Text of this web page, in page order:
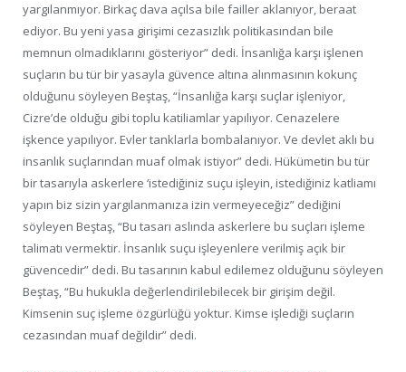
yargılanmıyor. Birkaç dava açılsa bile failler aklanıyor, beraat
ediyor. Bu yeni yasa girişimi cezasızlık politikasından bile
memnun olmadıklarını gösteriyor” dedi. İnsanlığa karşı işlenen
suçların bu tür bir yasayla güvence altına alınmasının kokunç
olduğunu söyleyen Beştaş, “İnsanlığa karşı suçlar işleniyor,
Cizre’de olduğu gibi toplu katiliamlar yapılıyor. Cenazelere
işkence yapılıyor. Evler tanklarla bombalanıyor. Ve devlet aklı bu
insanlık suçlarından muaf olmak istiyor” dedi. Hükümetin bu tür
bir tasarıyla askerlere ‘istediğiniz suçu işleyin, istediğiniz katliamı
yapın biz sizin yargılanmanıza izin vermeyeceğiz” dediğini
söyleyen Beştaş, “Bu tasarı aslında askerlere bu suçları işleme
talimatı vermektir. İnsanlık suçu işleyenlere verilmiş açık bir
güvencedir” dedi. Bu tasarının kabul edilemez olduğunu söyleyen
Beştaş, “Bu hukukla değerlendirilebilecek bir girişim değil.
Kimsenin suç işleme özgürlüğü yoktur. Kimse işlediği suçların
cezasından muaf değildir” dedi.